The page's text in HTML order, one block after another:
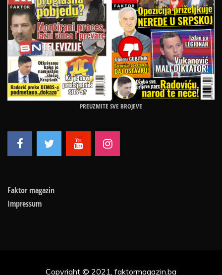
PREUZMITE SVE BROJEVE
Faktor magazin
Impressum
Copyright © 2021, faktormagazin.ba